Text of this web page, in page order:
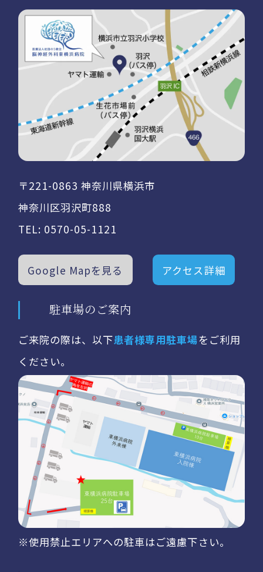
〒221-0863 神奈川県横浜市
神奈川区羽沢町888
TEL: 0570-05-1121
Google Mapを見る アクセス詳細
駐車場のご案内
ご来院の際は、以下患者様専用駐車場をご利用
ください。
※使用禁止エリアへの駐車はご遠慮下さい。